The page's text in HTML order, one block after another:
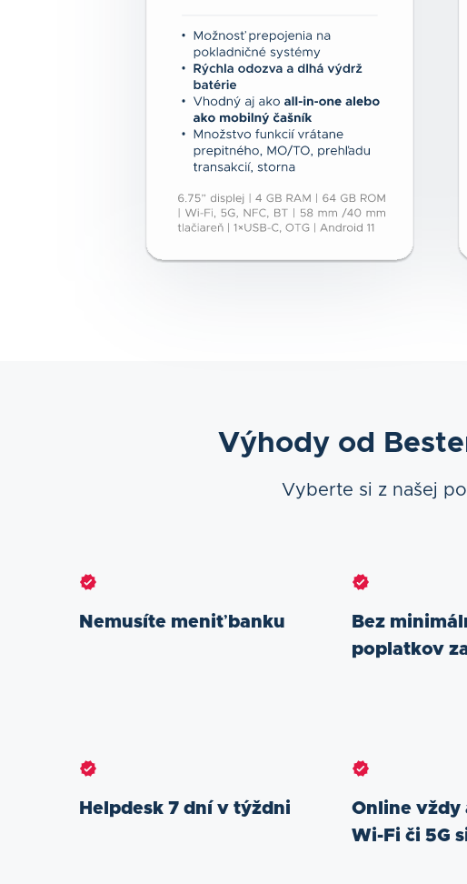
Výhody od
Vyberte si z našej
Nemusíte meniť banku
Bez
poplatkov
Helpdesk 7 dní v týždni
Online vždy
Wi-Fi či 5G